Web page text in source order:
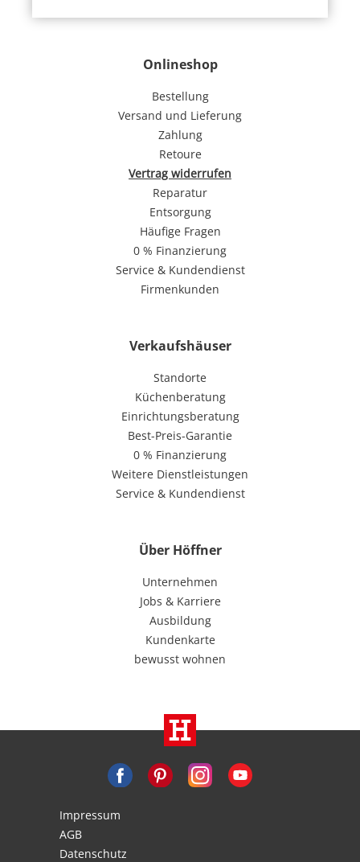
Onlineshop
Bestellung
Versand und Lieferung
Zahlung
Retoure
Vertrag widerrufen
Reparatur
Entsorgung
Häufige Fragen
0 % Finanzierung
Service & Kundendienst
Firmenkunden
Verkaufshäuser
Standorte
Küchenberatung
Einrichtungsberatung
Best-Preis-Garantie
0 % Finanzierung
Weitere Dienstleistungen
Service & Kundendienst
Über Höffner
Unternehmen
Jobs & Karriere
Ausbildung
Kundenkarte
bewusst wohnen
Impressum
AGB
Datenschutz